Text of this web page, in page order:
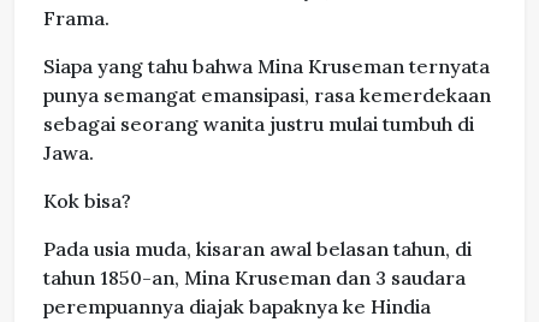
Frama.
Siapa yang tahu bahwa Mina Kruseman ternyata
punya semangat emansipasi, rasa kemerdekaan
sebagai seorang wanita justru mulai tumbuh di
Jawa.
Kok bisa?
Pada usia muda, kisaran awal belasan tahun, di
tahun 1850-an, Mina Kruseman dan 3 saudara
perempuannya diajak bapaknya ke Hindia